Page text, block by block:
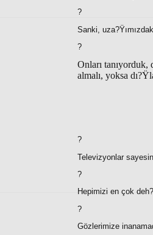
?
Sanki,
?
Onları
almalı, yoksa
?
Televizyonlar
?
Hepimizi en çok
?
Gözlerimize